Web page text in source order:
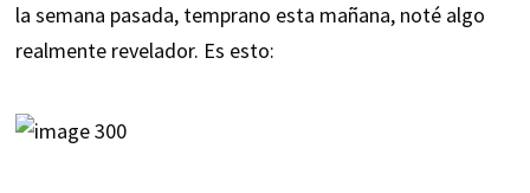
la semana pasada, temprano esta mañana, noté algo
realmente revelador. Es esto: